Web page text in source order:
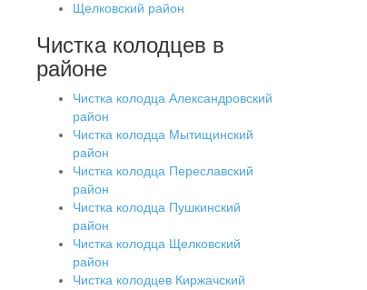
Щелковский район
Чистка колодцев в
районе
Чистка колодца Александровский
район
Чистка колодца Мытищинский
район
Чистка колодца Переславский
район
Чистка колодца Пушкинский
район
Чистка колодца Щелковский
район
Чистка колодцев Киржачский